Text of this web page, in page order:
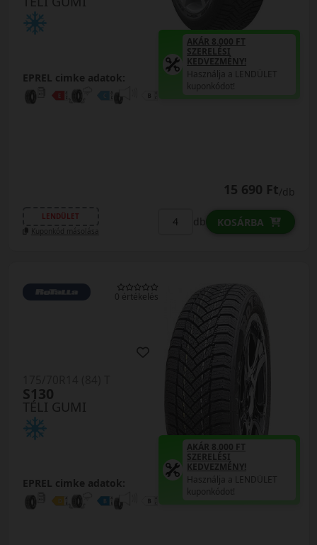
EPREL cimke adatok:
AKÁR 8.000 FT
SZERELÉSI
KEDVEZMÉNY!
Használja a LENDÜLET
kuponkódot!
15 690 Ft/db
LENDÜLET
Kuponkód másolása
db KOSÁRBA
0 értékelés
TÉLI GUMI
S130
EPREL cimke adatok:
AKÁR 8.000 FT
SZERELÉSI
KEDVEZMÉNY!
Használja a LENDÜLET
kuponkódot!